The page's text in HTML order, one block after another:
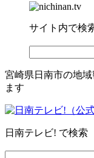
サイト内で検
宮崎県日南市の地
ます
日南テレビ! で検索